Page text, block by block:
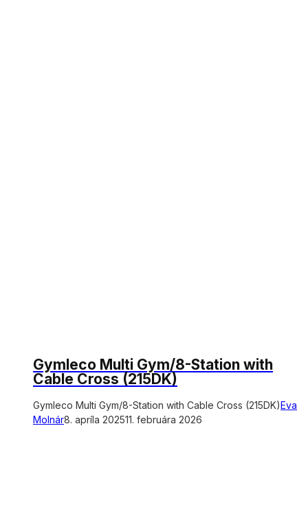
Gymleco Multi Gym/8-Station with
Cable Cross (215DK)
Gymleco Multi Gym/8-Station with Cable Cross (215DK)Eva
Molnár8. apríla 202511. februára 2026